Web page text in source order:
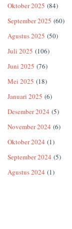
Oktober 2025 (84)
September 2025 (60)
Agustus 2025 (50)
Juli 2025 (106)
Juni 2025 (76)
Mei 2025 (18)
Januari 2025 (6)
Desember 2024 (5)
November 2024 (6)
Oktober 2024 (1)
September 2024 (5)
Agustus 2024 (1)